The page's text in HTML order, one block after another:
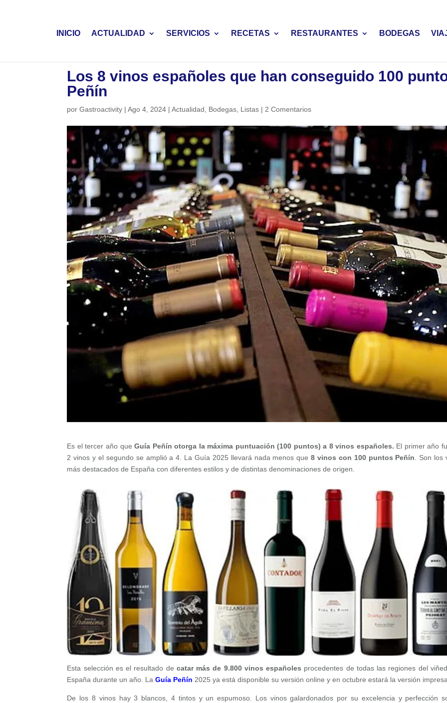
INICIO ACTUALIDAD SERVICIOS RECETAS RESTAURANTES BODEGAS
Los 8 vinos españoles que han conseguido 100
Peñín
porGastroactivity |Ago 4, 2024 |Actualidad Bodegas Listas | 2 Comentarios
Es el tercer año queGuía Peñín otorga la máxima puntuación (100 puntos) a 8 vinos españoles. El primer año
2 vinos y el segundo se amplió a 4. La Guía 2025 llevará nada menos que8 vinos con 100 puntos Peñín . Son los
más destacados de España con diferentes estilos y de distintas denominaciones de origen.
Esta selección es el resultado de catar más de 9.800 vinos españoles procedentes de todas las regiones del
España durante un año. LaGuía Peñín 2025 ya está disponible su versión online y en octubre estará la versión
De los 8 vinos hay 3 blancos, 4 tintos y un espumoso. Los vinos galardonados por su excelencia y perfección